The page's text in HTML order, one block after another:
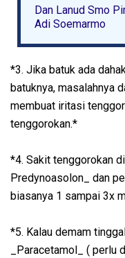
Dan Lanud Smo
Adi Soemarmo
*3. Jika batuk ada
batuknya, masalahnya
membuat iritasi
tenggorokan.*
*4. Sakit tenggorokan
Predynoasolon_ dan
biasanya 1 sampai 3x
*5. Kalau demam
_Paracetamol_ ( perlu